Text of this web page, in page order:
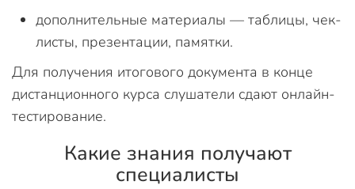
дополнительные материалы — таблицы, чек-
листы, презентации, памятки.
Для получения итогового документа в конце
дистанционного курса слушатели сдают онлайн-
тестирование.
Какие знания получают
специалисты